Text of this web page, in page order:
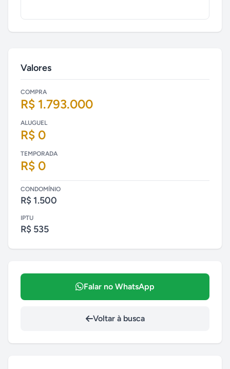
Valores
COMPRA
R$ 1.793.000
ALUGUEL
R$ 0
TEMPORADA
R$ 0
CONDOMÍNIO
R$ 1.500
IPTU
R$ 535
Falar no WhatsApp
Voltar à busca